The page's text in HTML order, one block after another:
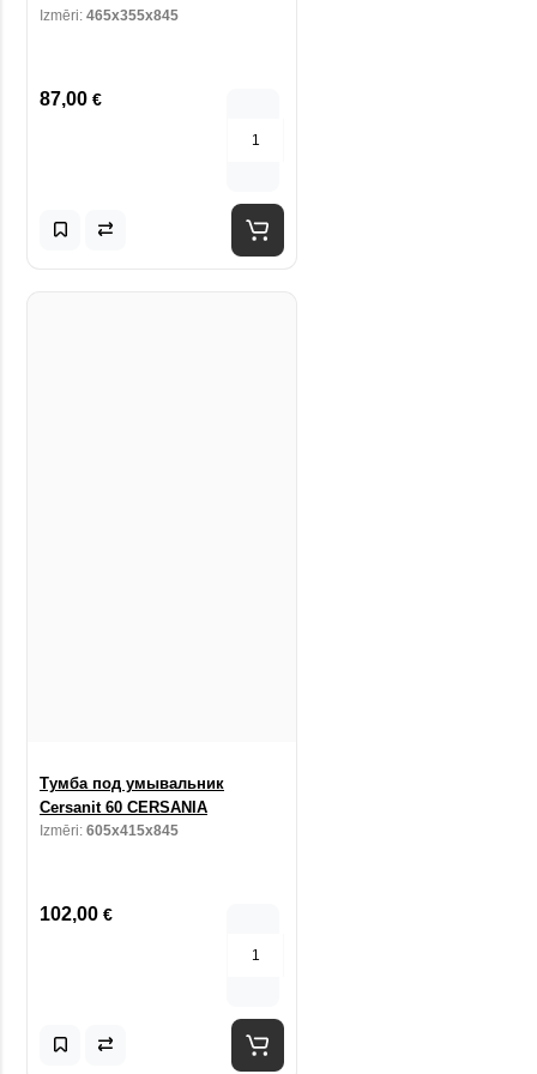
Izmēri: 465x355x845
87,00 €
Тумба под умывальник
Cersanit 60 CERSANIA
Izmēri: 605x415x845
102,00 €